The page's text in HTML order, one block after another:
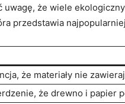
uwagę, że wiele
przedstawia
że materiały nie
że drewno i papier